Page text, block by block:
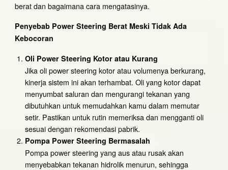
berat dan bagaimana cara mengatasinya.
Penyebab Power Steering Berat Meski Tidak Ada
Kebocoran
Oli Power Steering Kotor atau Kurang
Jika oli power steering kotor atau volumenya berkurang,
kinerja sistem ini akan terhambat. Oli yang kotor dapat
menyumbat saluran dan mengurangi tekanan yang
dibutuhkan untuk memudahkan kamu dalam memutar
setir. Pastikan untuk rutin memeriksa dan mengganti oli
sesuai dengan rekomendasi pabrik.
Pompa Power Steering Bermasalah
Pompa power steering yang aus atau rusak akan
menyebabkan tekanan hidrolik menurun, sehingga